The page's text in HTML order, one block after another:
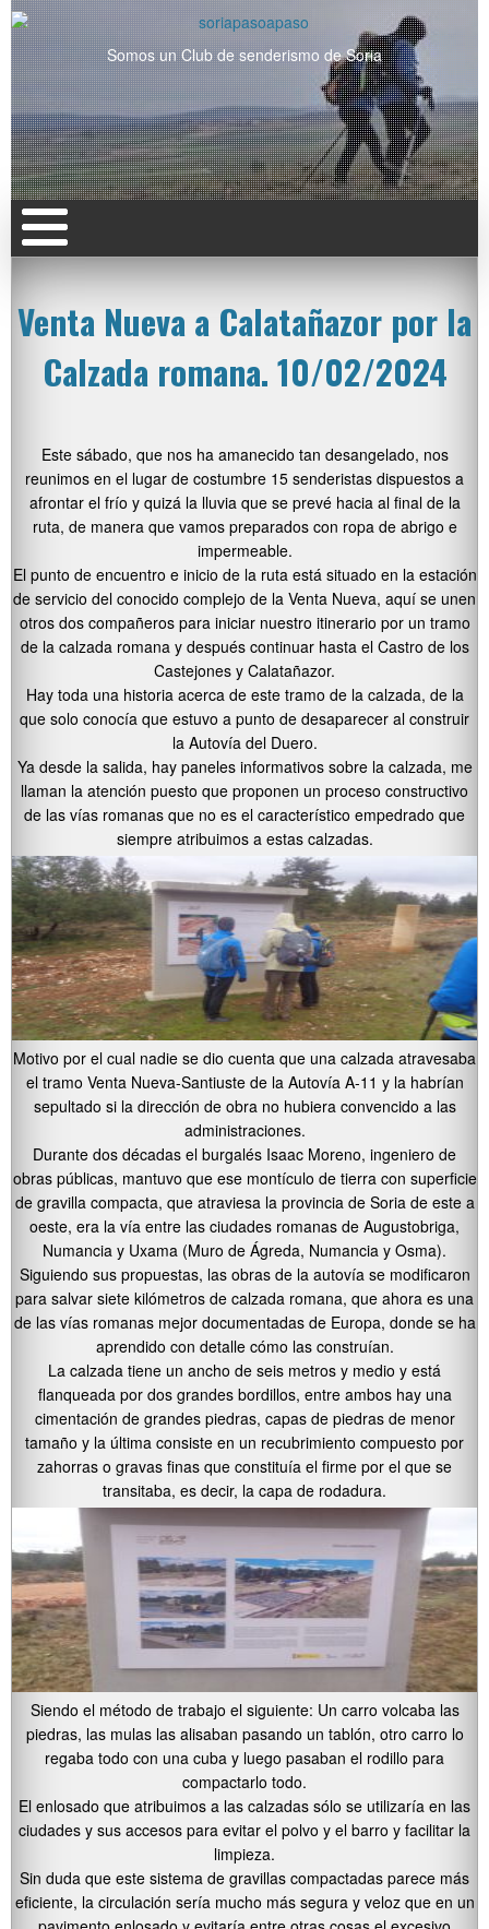
Somos un Club de senderismo de Soria
Venta Nueva a Calatañazor por la
Calzada romana. 10/02/2024
Este sábado, que nos ha amanecido tan desangelado, nos
reunimos en el lugar de costumbre 15 senderistas dispuestos a
afrontar el frío y quizá la lluvia que se prevé hacia al final de la
ruta, de manera que vamos preparados con ropa de abrigo e
impermeable.
El punto de encuentro e inicio de la ruta está situado en la estación
de servicio del conocido complejo de la Venta Nueva, aquí se unen
otros dos compañeros para iniciar nuestro itinerario por un tramo
de la calzada romana y después continuar hasta el Castro de los
Castejones y Calatañazor.
Hay toda una historia acerca de este tramo de la calzada, de la
que solo conocía que estuvo a punto de desaparecer al construir
la Autovía del Duero.
Ya desde la salida, hay paneles informativos sobre la calzada, me
llaman la atención puesto que proponen un proceso constructivo
de las vías romanas que no es el característico empedrado que
siempre atribuimos a estas calzadas.
Motivo por el cual nadie se dio cuenta que una calzada atravesaba
el tramo Venta Nueva-Santiuste de la Autovía A-11 y la habrían
sepultado si la dirección de obra no hubiera convencido a las
administraciones.
Durante dos décadas el burgalés Isaac Moreno, ingeniero de
obras públicas, mantuvo que ese montículo de tierra con superficie
de gravilla compacta, que atraviesa la provincia de Soria de este a
oeste, era la vía entre las ciudades romanas de Augustobriga,
Numancia y Uxama (Muro de Ágreda, Numancia y Osma).
Siguiendo sus propuestas, las obras de la autovía se modificaron
para salvar siete kilómetros de calzada romana, que ahora es una
de las vías romanas mejor documentadas de Europa, donde se ha
aprendido con detalle cómo las construían.
La calzada tiene un ancho de seis metros y medio y está
flanqueada por dos grandes bordillos, entre ambos hay una
cimentación de grandes piedras, capas de piedras de menor
tamaño y la última consiste en un recubrimiento compuesto por
zahorras o gravas finas que constituía el firme por el que se
transitaba, es decir, la capa de rodadura.
Siendo el método de trabajo el siguiente: Un carro volcaba las
piedras, las mulas las alisaban pasando un tablón, otro carro lo
regaba todo con una cuba y luego pasaban el rodillo para
compactarlo todo.
El enlosado que atribuimos a las calzadas sólo se utilizaría en las
ciudades y sus accesos para evitar el polvo y el barro y facilitar la
limpieza.
Sin duda que este sistema de gravillas compactadas parece más
eficiente, la circulación sería mucho más segura y veloz que en un